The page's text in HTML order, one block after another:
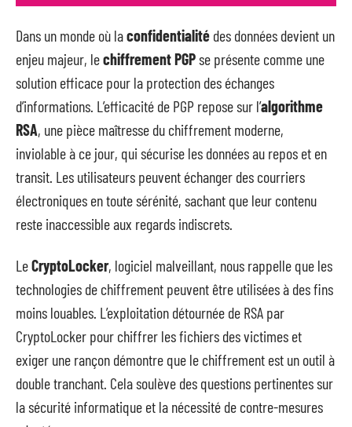
Dans un monde où laconfidentialité des données devient un
enjeu majeur, lechiffrement PGPse présente comme une
solution efficace pour la protection des échanges
d’informations. L’efficacité de PGP repose sur l’algorithme
RSA, une pièce maîtresse du chiffrement moderne,
inviolable à ce jour, qui sécurise les données au repos et en
transit. Les utilisateurs peuvent échanger des courriers
électroniques en toute sérénité, sachant que leur contenu
reste inaccessible aux regards indiscrets.
LeCryptoLocker, logiciel malveillant, nous rappelle que les
technologies de chiffrement peuvent être utilisées à des fins
moins louables. L’exploitation détournée de RSA par
CryptoLocker pour chiffrer les fichiers des victimes et
exiger une rançon démontre que le chiffrement est un outil à
double tranchant. Cela soulève des questions pertinentes sur
la sécurité informatique et la nécessité de contre-mesures